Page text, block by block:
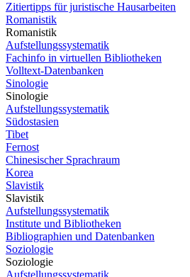
Zitiertipps für juristische Hausarbeiten
Romanistik
Romanistik
Aufstellungssystematik
Fachinfo in virtuellen Bibliotheken
Volltext-Datenbanken
Sinologie
Sinologie
Aufstellungssystematik
Südostasien
Tibet
Fernost
Chinesischer Sprachraum
Korea
Slavistik
Slavistik
Aufstellungssystematik
Institute und Bibliotheken
Bibliographien und Datenbanken
Soziologie
Soziologie
Aufstellungssystematik